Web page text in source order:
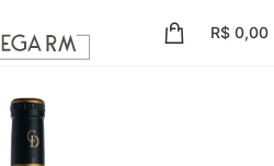
R$ 0,00